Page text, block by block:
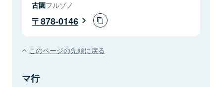
古園フルゾノ
878-0146
このページの先頭に戻る
マ行